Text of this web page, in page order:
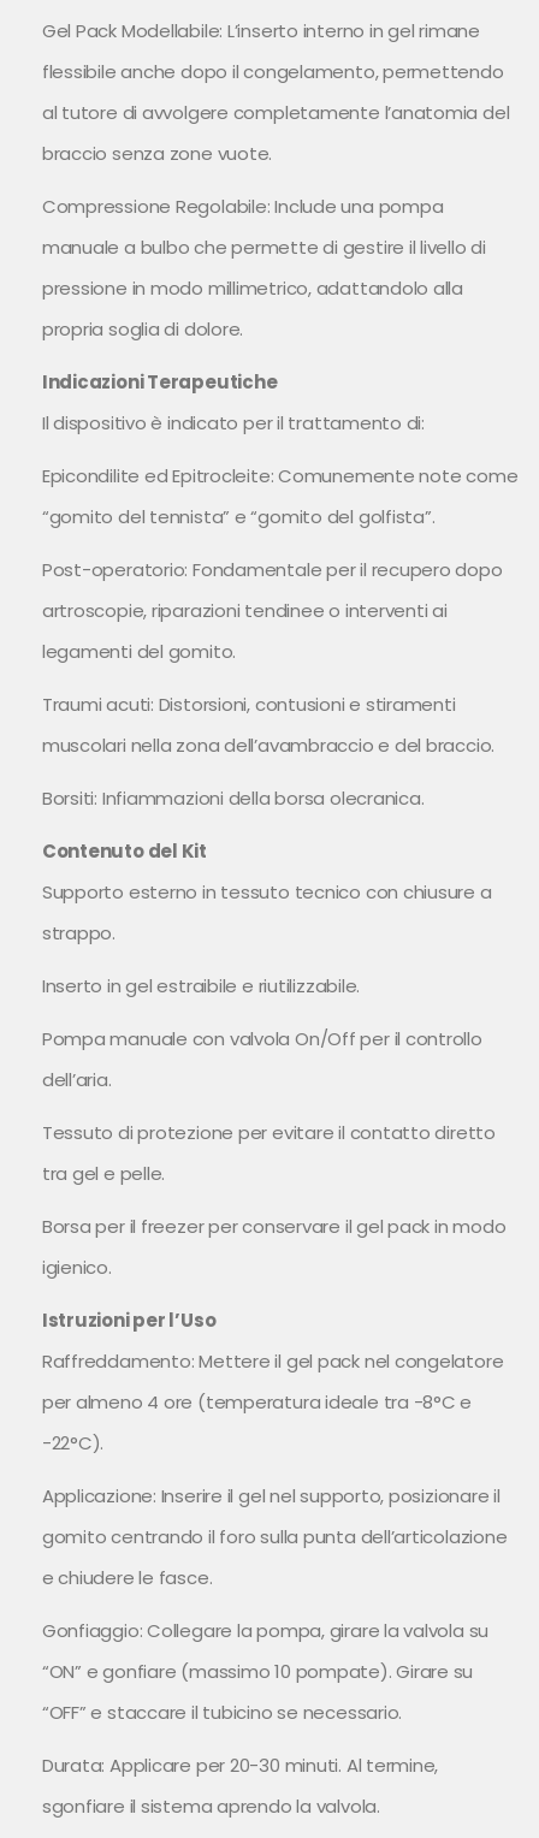
Gel Pack Modellabile: L’inserto interno in gel rimane
flessibile anche dopo il congelamento, permettendo
al tutore di avvolgere completamente l’anatomia del
braccio senza zone vuote.
Compressione Regolabile: Include una pompa
manuale a bulbo che permette di gestire il livello di
pressione in modo millimetrico, adattandolo alla
propria soglia di dolore.
Indicazioni Terapeutiche
Il dispositivo è indicato per il trattamento di:
Epicondilite ed Epitrocleite: Comunemente note come
“gomito del tennista” e “gomito del golfista”.
Post-operatorio: Fondamentale per il recupero dopo
artroscopie, riparazioni tendinee o interventi ai
legamenti del gomito.
Traumi acuti: Distorsioni, contusioni e stiramenti
muscolari nella zona dell’avambraccio e del braccio.
Borsiti: Infiammazioni della borsa olecranica.
Contenuto del Kit
Supporto esterno in tessuto tecnico con chiusure a
strappo.
Inserto in gel estraibile e riutilizzabile.
Pompa manuale con valvola On/Off per il controllo
dell’aria.
Tessuto di protezione per evitare il contatto diretto
tra gel e pelle.
Borsa per il freezer per conservare il gel pack in modo
igienico.
Istruzioni per l’Uso
Raffreddamento: Mettere il gel pack nel congelatore
per almeno 4 ore (temperatura ideale tra -8°C e
-22°C).
Applicazione: Inserire il gel nel supporto, posizionare il
gomito centrando il foro sulla punta dell’articolazione
e chiudere le fasce.
Gonfiaggio: Collegare la pompa, girare la valvola su
“ON” e gonfiare (massimo 10 pompate). Girare su
“OFF” e staccare il tubicino se necessario.
Durata: Applicare per 20-30 minuti. Al termine,
sgonfiare il sistema aprendo la valvola.